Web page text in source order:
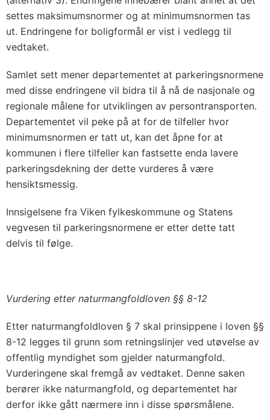
settes maksimumsnormer og at minimumsnormen tas
ut. Endringene for boligformål er vist i vedlegg til
vedtaket.
Samlet sett mener departementet at parkeringsnormene
med disse endringene vil bidra til å nå de nasjonale og
regionale målene for utviklingen av persontransporten.
Departementet vil peke på at for de tilfeller hvor
minimumsnormen er tatt ut, kan det åpne for at
kommunen i flere tilfeller kan fastsette enda lavere
parkeringsdekning der dette vurderes å være
hensiktsmessig.
Innsigelsene fra Viken fylkeskommune og Statens
vegvesen til parkeringsnormene er etter dette tatt
delvis til følge.
Vurdering etter naturmangfoldloven §§ 8-12
Etter naturmangfoldloven § 7 skal prinsippene i loven §§
8-12 legges til grunn som retningslinjer ved utøvelse av
offentlig myndighet som gjelder naturmangfold.
Vurderingene skal fremgå av vedtaket. Denne saken
berører ikke naturmangfold, og departementet har
derfor ikke gått nærmere inn i disse spørsmålene.